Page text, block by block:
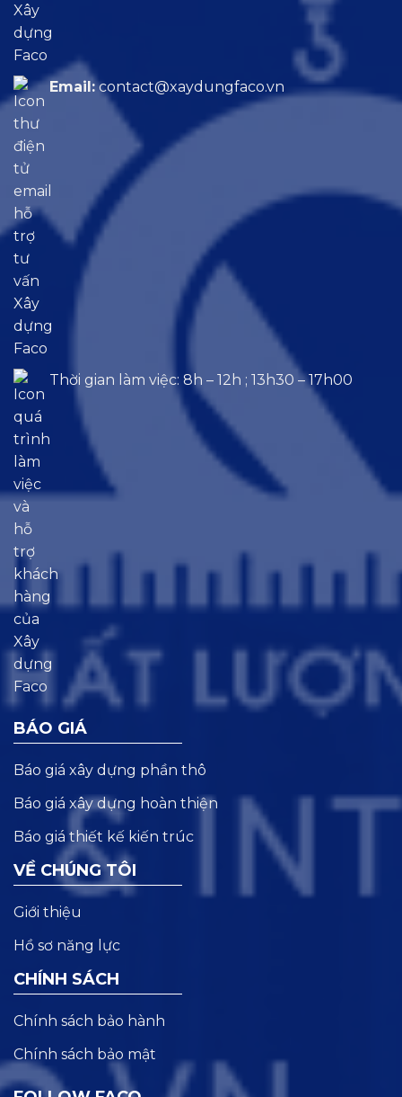
Email: contact@xaydungfaco.vn
Thời gian làm việc: 8h – 12h ; 13h30 – 17h00
BÁO GIÁ
Báo giá xây dựng phần thô
Báo giá xây dựng hoàn thiện
Báo giá thiết kế kiến trúc
VỀ CHÚNG TÔI
Giới thiệu
Hồ sơ năng lực
CHÍNH SÁCH
Chính sách bảo hành
Chính sách bảo mật